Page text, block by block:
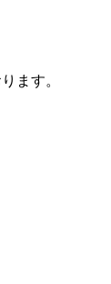
ます。